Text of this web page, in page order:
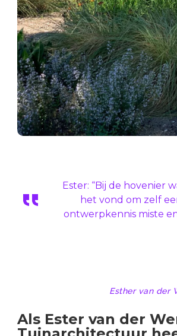
Ester: “Bij de hovenier
het vond om zelf
ontwerpkennis miste
Esther van der
Als Ester van der